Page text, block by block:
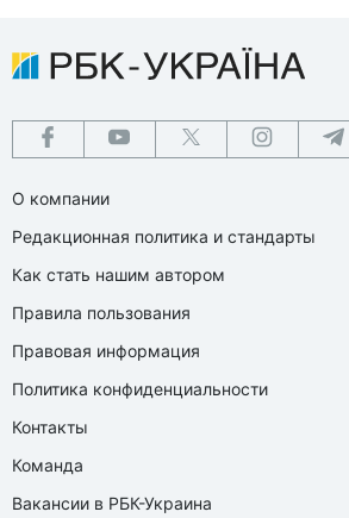
О компании
Редакционная политика и стандарты
Как стать нашим автором
Правила пользования
Правовая информация
Политика конфиденциальности
Контакты
Команда
Вакансии в РБК-Украина